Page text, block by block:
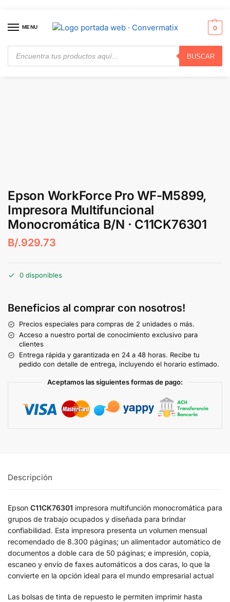
MENU
BUSCAR
0
Inicio / Impresoras y Escáneres / Impresoras Multifuncionales / Epson WorkForce Pro WF-M5899, Impresora Multifuncional Monocromática B/N · C11CK76301
Epson WorkForce Pro WF-M5899,
Impresora Multifuncional
Monocromática B/N · C11CK76301
B/.929.73
0 disponibles
Beneficios al comprar con nosotros!
Precios especiales para compras de 2 unidades o más.
Acceso a nuestro portal de conocimiento exclusivo para
clientes
Entrega rápida y garantizada en 24 a 48 horas. Recibe tu
pedido con detalle de entrega, incluyendo el horario estimado.
Aceptamos las siguientes formas de pago:
Descripción
Epson C11CK76301 impresora multifunción monocromática para
grupos de trabajo ocupados y diseñada para brindar
confiabilidad. Esta impresora presenta un volumen mensual
recomendado de 8.300 páginas; un alimentador automático de
documentos a doble cara de 50 páginas; e impresión, copia,
escaneo y envío de faxes automáticos a dos caras, lo que la
convierte en la opción ideal para el mundo empresarial actual
Las bolsas de tinta de repuesto le permiten imprimir hasta